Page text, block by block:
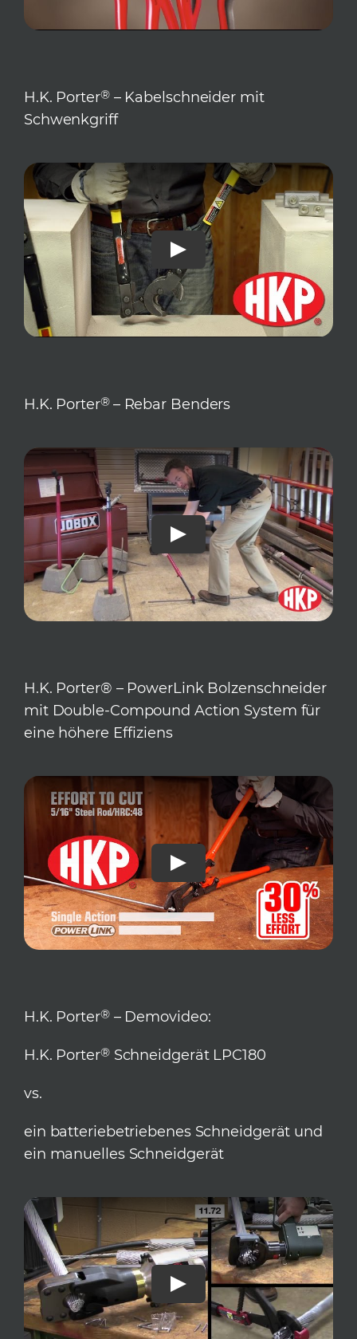
Play
H.K. Porter®– Kabelschneider mit
Schwenkgriff
Play
H.K. Porter® – Rebar Benders
Play
H.K. Porter® – PowerLink Bolzenschneider
mit Double-Compound Action System für
eine höhere Effiziens
Play
H.K. Porter®– Demovideo:
H.K. Porter®Schneidgerät LPC180
vs.
ein batteriebetriebenes Schneidgerät und
ein manuelles Schneidgerät